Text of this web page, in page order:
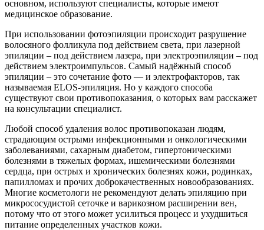
основном, используют специалисты, которые имеют
медицинское образование.
При использовании фотоэпиляции происходит разрушение
волосяного фолликула под действием света, при лазерной
эпиляции – под действием лазера, при электроэпиляции – под
действием электроимпульсов. Самый надёжный способ
эпиляции – это сочетание фото — и электрофакторов, так
называемая ELOS-эпиляция. Но у каждого способа
существуют свои противопоказания, о которых вам расскажет
на консультации специалист.
Любой способ удаления волос противопоказан людям,
страдающим острыми инфекционными и онкологическими
заболеваниями, сахарным диабетом, гипертоническими
болезнями в тяжелых формах, ишемическими болезнями
сердца, при острых и хронических болезнях кожи, родинках,
папилломах и прочих доброкачественных новообразованиях.
Многие косметологи не рекомендуют делать эпиляцию при
микрососудистой сеточке и варикозном расширении вен,
потому что от этого может усилиться процесс и ухудшиться
питание определенных участков кожи.